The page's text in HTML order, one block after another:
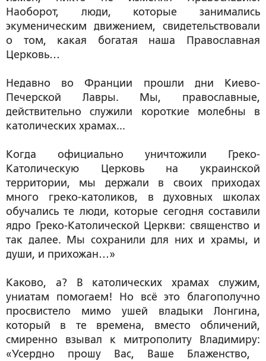
Наоборот, люди, которые занимались
экуменическим движением, свидетельствовали
о том, какая богатая наша Православная
Церковь…
Недавно во Франции прошли дни Киево-
Печерской Лавры. Мы, православные,
действительно служили короткие молебны в
католических храмах...
Когда официально уничтожили Греко-
Католическую Церковь на украинской
территории, мы держали в своих приходах
много греко-католиков, в духовных школах
обучались те люди, которые сегодня составили
ядро Греко-Католической Церкви: священство и
так далее. Мы сохранили для них и храмы, и
души, и прихожан…»
Каково, а? В католических храмах служим,
униатам помогаем! Но всё это благополучно
просвистело мимо ушей владыки Лонгина,
который в те времена, вместо обличений,
смиренно взывал к митрополиту Владимиру:
«Усердно прошу Вас, Ваше Блаженство,